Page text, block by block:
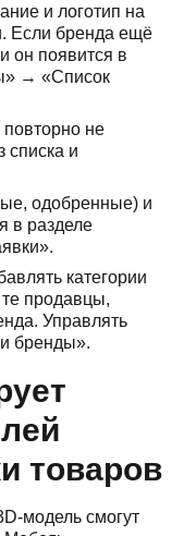
и логотип на
Если бренда ещё
он появится в
→ «Список
повторно не
списка и
одобренные) и
в разделе
категории
те продавцы,
Управлять
бренды».
товаров
модель смогут